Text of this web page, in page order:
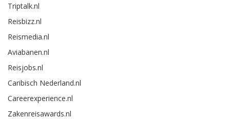
Triptalk.nl
Reisbizz.nl
Reismedia.nl
Aviabanen.nl
Reisjobs.nl
Caribisch Nederland.nl
Careerexperience.nl
Zakenreisawards.nl